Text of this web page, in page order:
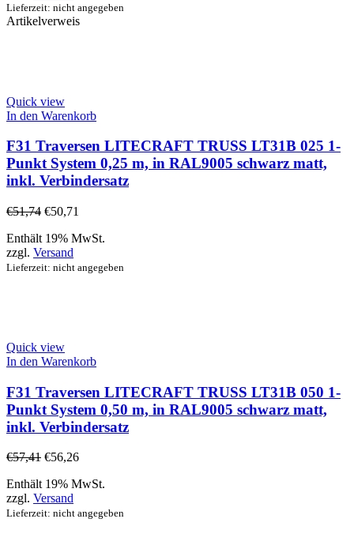
Lieferzeit: nicht angegeben
Artikelverweis
Quick view
In den Warenkorb
F31 Traversen LITECRAFT TRUSS LT31B 025 1-
Punkt System 0,25 m, in RAL9005 schwarz matt,
inkl. Verbindersatz
€51,74 €50,71
Enthält 19% MwSt.
zzgl. Versand
Lieferzeit: nicht angegeben
Quick view
In den Warenkorb
F31 Traversen LITECRAFT TRUSS LT31B 050 1-
Punkt System 0,50 m, in RAL9005 schwarz matt,
inkl. Verbindersatz
€57,41 €56,26
Enthält 19% MwSt.
zzgl. Versand
Lieferzeit: nicht angegeben